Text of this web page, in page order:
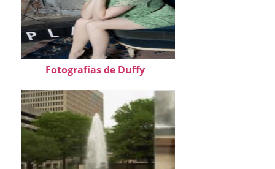
Fotografías de Duffy